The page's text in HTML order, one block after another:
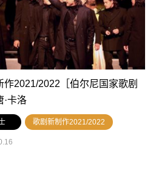
作2021/2022［伯尔尼国家歌剧
·卡洛
歌剧新制作2021/2022